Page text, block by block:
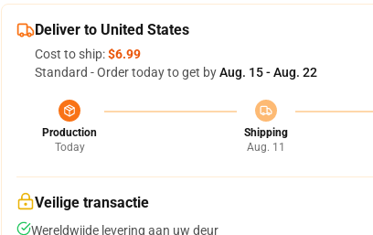
Deliver to United States
Cost to ship:$6.99
Standard - Order today to get byAug. 15 - Aug. 22
Production
Today
Shipping
Aug. 11
Veilige transactie
Wereldwijde levering aan uw deur